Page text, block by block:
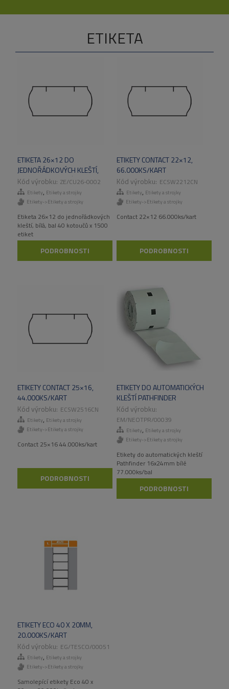
ETIKETA
ETIKETA 26×12 DO
JEDNOŘÁDKOVÝCH KLEŠTÍ,
BÍLÁ, 40 KOTOUČŮ X 1500
ETIKET/BAL
ZE/CU26-0002
Etikety, Etikety a strojky
Etikety->Etikety a strojky
Etiketa 26×12 do jednořádkových
kleští, bílá, bal 40 kotoučů x 1500
etiket
PODROBNOSTI
ETIKETY CONTACT 22×12,
66.000KS/KART
ECSW2212CN
Etikety, Etikety a strojky
Etikety->Etikety a strojky
Contact 22×12 66.000ks/kart
PODROBNOSTI
ETIKETY CONTACT 25×16,
44.000KS/KART
ECSW2516CN
Etikety, Etikety a strojky
Etikety->Etikety a strojky
Contact 25×16 44.000ks/kart
PODROBNOSTI
ETIKETY DO AUTOMATICKÝCH
KLEŠTÍ PATHFINDER
16X24MM BÍLÉ, 77.000KS/BAL
EM/NEOTPR/00039
Etikety, Etikety a strojky
Etikety->Etikety a strojky
Etikety do automatických kleští
Pathfinder 16x24mm bílé
77.000ks/bal
PODROBNOSTI
ETIKETY ECO 40 X 20MM,
20.000KS/KART
EG/TESCO/00051
Etikety, Etikety a strojky
Etikety->Etikety a strojky
Samolepící etikety Eco 40 x